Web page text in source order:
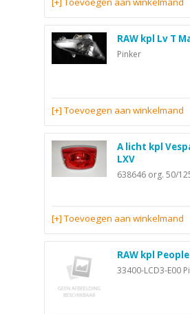
RAW kpl Lv T
Pinker
[+] Toevoegen aan winkelmand
A licht kpl
LXV
638646 org. 50/
[+] Toevoegen aan winkelmand
RAW kpl People
33400-LCD3-E00